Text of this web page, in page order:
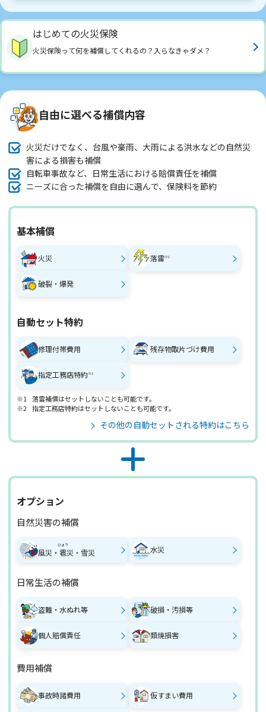
はじめての火災保険
火災保険って何を補償してくれるの？入らなきゃダメ？
自由に選べる補償内容
火災だけでなく、台風や豪雨、大雨による洪水などの自然災
害による損害も補償
自転車事故など、日常生活における賠償責任を補償
ニーズに合った補償を自由に選んで、保険料を節約
基本補償
火災 落雷※1
破裂・爆発
自動セット特約
修理付帯費用 残存物取片づけ費用
指定工務店特約※2
※1
落雷補償はセットしないことも可能です。
※2
指定工務店特約はセットしないことも可能です。
その他の自動セットされる特約はこちら
オプション
自然災害の補償
風災・ 雹
ひょう
災・雪災 水災
日常生活の補償
盗難・水ぬれ等 破損・汚損等
個人賠償責任 類焼損害
費用補償
事故時諸費用 仮すまい費用